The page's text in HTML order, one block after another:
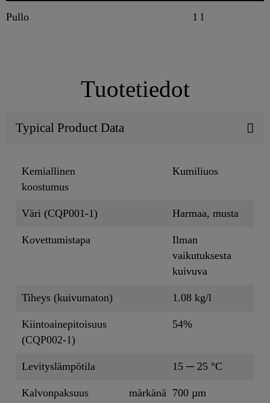
Pullo 1 l
Tuotetiedot
Typical Product Data
Kemiallinen
koostumus
Kumiliuos
Väri (CQP001-1) Harmaa, musta
Kovettumistapa
Ilman
vaikutuksesta
kuivuva
Tiheys (kuivumaton) 1.08 kg/l
Kiintoainepitoisuus
(CQP002-1)
54%
Levityslämpötila 15 ─ 25 °C
Kalvonpaksuus
märkänä 700 µm